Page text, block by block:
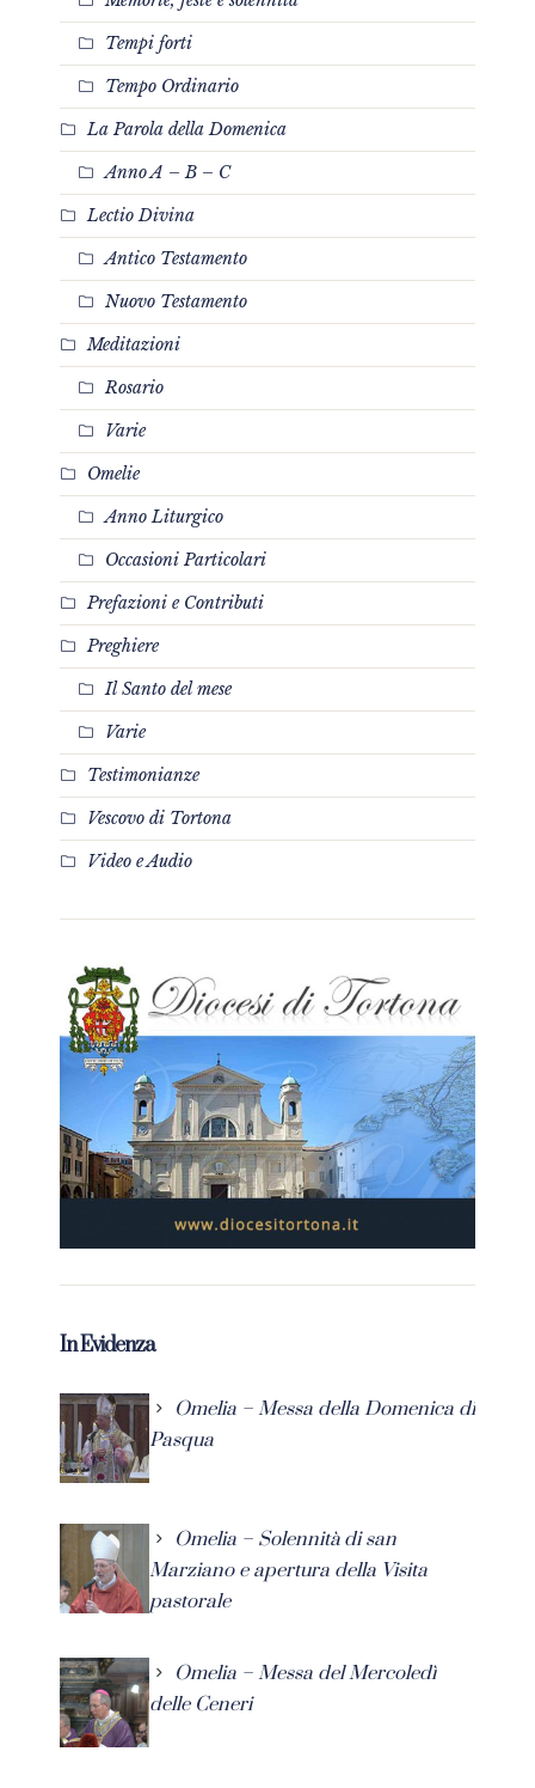
Tempi forti
Tempo Ordinario
La Parola della Domenica
Anno A – B – C
Lectio Divina
Antico Testamento
Nuovo Testamento
Meditazioni
Rosario
Varie
Omelie
Anno Liturgico
Occasioni Particolari
Prefazioni e Contributi
Preghiere
Il Santo del mese
Varie
Testimonianze
Vescovo di Tortona
Video e Audio
In Evidenza
Omelia – Messa della Domenica di
Pasqua
Omelia – Solennità di san
Marziano e apertura della Visita
pastorale
Omelia – Messa del Mercoledì
delle Ceneri